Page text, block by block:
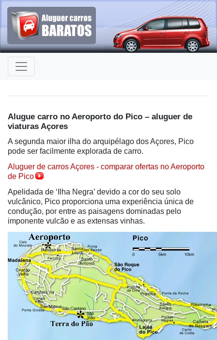
Alugue carro no Aeroporto do Pico – aluguer de
viaturas Açores
A segunda maior ilha do arquipélago dos Açores, Pico
pode ser facilmente explorada de carro.
Aluguer de carros Açores - comparar ofertas no Aeroporto
de Pico
Apelidada de ‘Ilha Negra’ devido a cor do seu solo
vulcânico, Pico proporciona uma experiência única de
condução, por entre as paisagens dominadas pelo
imponente vulcão e as extensas vinhas.